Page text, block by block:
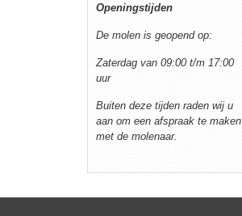
Openingstijden
De molen is geopend op:
Zaterdag van 09:00 t/m 17:00
uur
Buiten deze tijden raden wij u
aan om een afspraak te maken
met de molenaar.